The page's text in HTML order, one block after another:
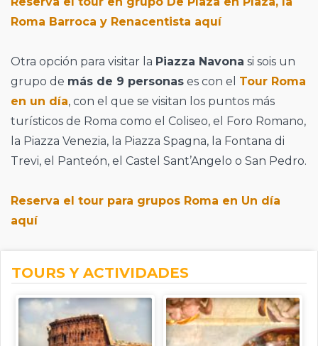
Roma Barroca y Renacentista aquí
Otra opción para visitar la Piazza Navona si sois un
grupo de más de 9 personas es con el Tour Roma
en un día, con el que se visitan los puntos más
turísticos de Roma como el Coliseo, el Foro Romano,
la Piazza Venezia, la Piazza Spagna, la Fontana di
Trevi, el Panteón, el Castel Sant’Angelo o San Pedro.
Reserva el tour para grupos Roma en Un día
aquí
TOURS Y ACTIVIDADES